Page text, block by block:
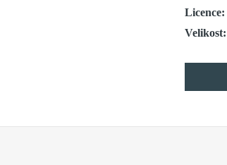
Licence:
Velikost: